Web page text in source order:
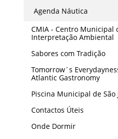
Agenda Náutica
CMIA - Centro Municipal
Interpretação Ambiental
Sabores com Tradição
Tomorrow´s
Atlantic Gastronomy
Piscina Municipal de São
Contactos Úteis
Onde Dormir